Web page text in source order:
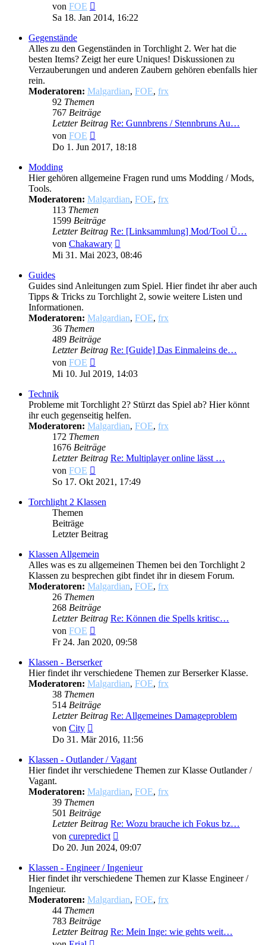
von FOE
Beitrag
Sa 18. Jan 2014, 16:22
Gegenstände
Alles zu den Gegenständen in Torchlight 2. Wer hat die
besten Items? Zeigt her eure Uniques! Diskussionen zu
Verzauberungen und anderen Zaubern gehören ebenfalls hier
rein.
Moderatoren: Malgardian, FOE, frx
92 Themen
767 Beiträge
Letzter Beitrag Re: Gunnbrens / Stennbruns Au…
von FOE
Beitrag
Do 1. Jun 2017, 18:18
Modding
Hier gehören allgemeine Fragen rund ums Modding / Mods,
Tools.
Moderatoren: Malgardian, FOE, frx
113 Themen
1599 Beiträge
Letzter Beitrag Re: [Linksammlung] Mod/Tool Ü…
von Chakawary
Beitrag
Mi 31. Mai 2023, 08:46
Guides
Guides sind Anleitungen zum Spiel. Hier findet ihr aber auch
Tipps & Tricks zu Torchlight 2, sowie weitere Listen und
Informationen.
Moderatoren: Malgardian, FOE, frx
36 Themen
489 Beiträge
Letzter Beitrag Re: [Guide] Das Einmaleins de…
von FOE
Beitrag
Mi 10. Jul 2019, 14:03
Technik
Probleme mit Torchlight 2? Stürzt das Spiel ab? Hier könnt
ihr euch gegenseitig helfen.
Moderatoren: Malgardian, FOE, frx
172 Themen
1676 Beiträge
Letzter Beitrag Re: Multiplayer online lässt …
von FOE
Beitrag
So 17. Okt 2021, 17:49
Torchlight 2 Klassen
Themen
Beiträge
Letzter Beitrag
Klassen Allgemein
Alles was es zu allgemeinen Themen bei den Torchlight 2
Klassen zu besprechen gibt findet ihr in diesem Forum.
Moderatoren: Malgardian, FOE, frx
26 Themen
268 Beiträge
Letzter Beitrag Re: Können die Spells kritisc…
von FOE
Beitrag
Fr 24. Jan 2020, 09:58
Klassen - Berserker
Hier findet ihr verschiedene Themen zur Berserker Klasse.
Moderatoren: Malgardian, FOE, frx
38 Themen
514 Beiträge
Letzter Beitrag Re: Allgemeines Damageproblem
von City
Beitrag
Do 31. Mär 2016, 11:56
Klassen - Outlander / Vagant
Hier findet ihr verschiedene Themen zur Klasse Outlander /
Vagant.
Moderatoren: Malgardian, FOE, frx
39 Themen
501 Beiträge
Letzter Beitrag Re: Wozu brauche ich Fokus bz…
von curepredict
Beitrag
Do 20. Jun 2024, 09:07
Klassen - Engineer / Ingenieur
Hier findet ihr verschiedene Themen zur Klasse Engineer /
Ingenieur.
Moderatoren: Malgardian, FOE, frx
44 Themen
783 Beiträge
Letzter Beitrag Re: Mein Inge: wie gehts weit…